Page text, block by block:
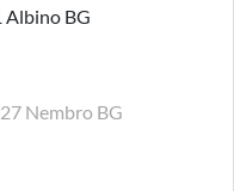
Albino BG
Nembro BG